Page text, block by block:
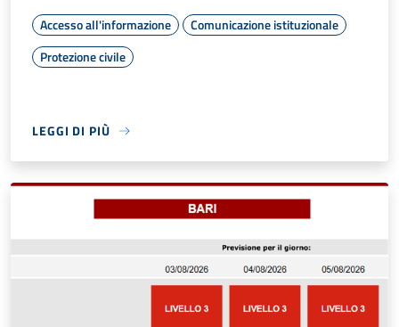
Accesso all'informazione
Comunicazione istituzionale
Protezione civile
LEGGI DI PIÙ